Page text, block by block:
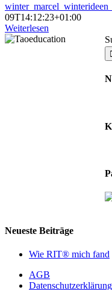
09T14:12:23+01:00
Weiterlesen
Neueste Beiträge
Wie RIT® mich fand
AGB
Datenschutzerklärung